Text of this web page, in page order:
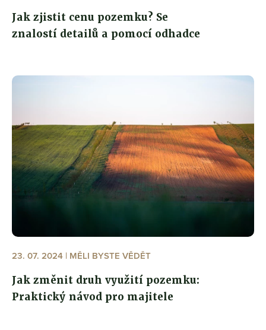
Jak zjistit cenu pozemku? Se
znalostí detailů a pomocí odhadce
23. 07. 2024 | MĚLI BYSTE VĚDĚT
Jak změnit druh využití pozemku:
Praktický návod pro majitele